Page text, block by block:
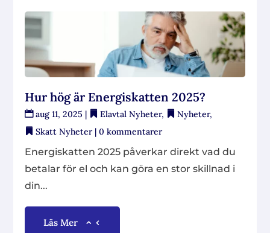
Hur hög är Energiskatten 2025?
aug 11, 2025 | Elavtal Nyheter, Nyheter,
Skatt Nyheter| 0 kommentarer
Energiskatten 2025 påverkar direkt vad du
betalar för el och kan göra en stor skillnad i
din...
Läs Mer